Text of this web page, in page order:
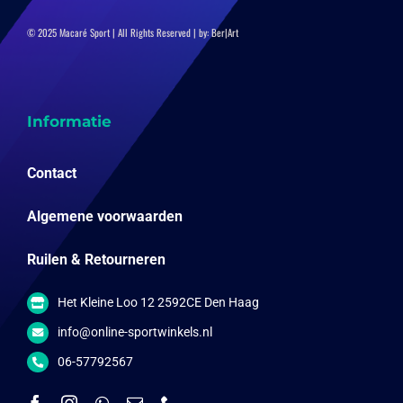
© 2025 Macaré Sport | All Rights Reserved | by:Ber|Art
Informatie
Contact
Algemene voorwaarden
Ruilen & Retourneren
Het Kleine Loo 12 2592CE Den Haag
info@online-sportwinkels.nl
06-57792567